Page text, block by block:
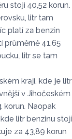
stojí 40,52 korun.
litr tam
platí za benzin
průměrně 41,65
litr se tam
kraji, kde je litr
v Jihočeském
korun. Naopak
litr benzinu stojí
za 43,89 korun